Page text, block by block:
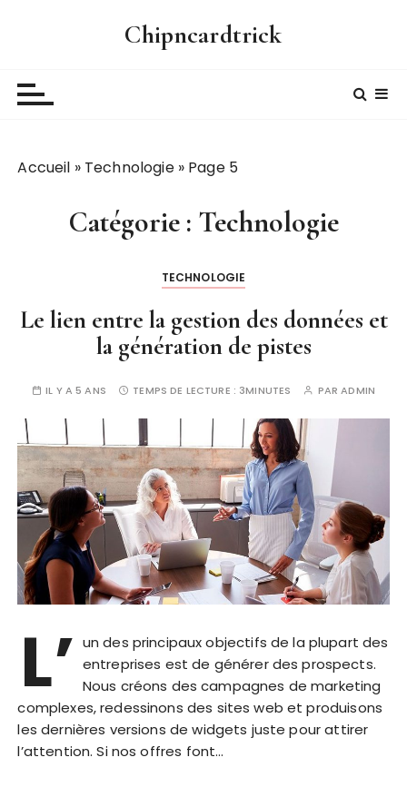
Chipncardtrick
Accueil » Technologie» Page 5
Catégorie : Technologie
TECHNOLOGIE
Le lien entre la gestion des données et
la génération de pistes
IL Y A 5 ANS TEMPS DE LECTURE : 3MINUTES PARADMIN
L’ un des principaux objectifs de la plupart des
entreprises est de générer des prospects.
Nous créons des campagnes de marketing
complexes, redessinons des sites web et produisons
les dernières versions de widgets juste pour attirer
l’attention. Si nos offres font…